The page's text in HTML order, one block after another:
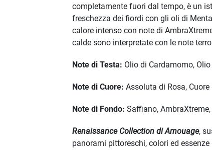
completamente fuori dal tempo, è un
freschezza dei fiordi con gli oli di
calore intenso con note di
calde sono interpretate con le note
Note di Testa: Olio di Cardamomo,
Note di Cuore:Assoluta di Rosa,
Note di Fondo:Saffiano,
Renaissance Collection di Amouage,
panorami pittoreschi, colori ed